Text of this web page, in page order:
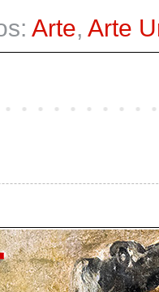
Arte, Arte